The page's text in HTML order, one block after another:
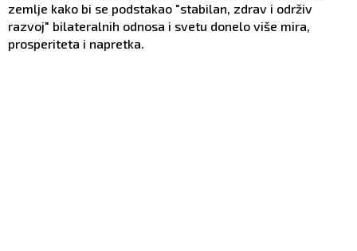
zemlje kako bi se podstakao "stabilan, zdrav i održiv
razvoj" bilateralnih odnosa i svetu donelo više mira,
prosperiteta i napretka.